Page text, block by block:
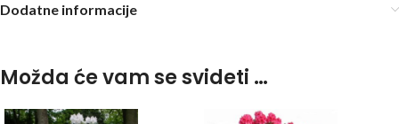
Dodatne informacije
Možda će vam se svideti …